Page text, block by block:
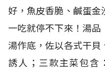
好，魚皮香脆、鹹蛋金
一吃就停不下來！湯品
湯作底，佐以各式干貝
誘人；三款主菜包含